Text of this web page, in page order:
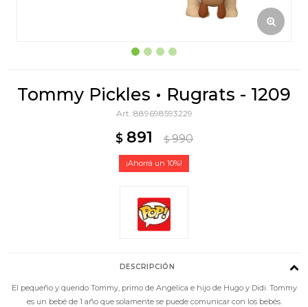
Tommy Pickles • Rugrats - 1209
889698593229
$ 891 $ 990
10
DESCRIPCIÓN
El pequeño y querido Tommy, primo de Angelica e hijo de Hugo y Didi. Tommy
es un bebé de 1 año que solamente se puede comunicar con los bebés.